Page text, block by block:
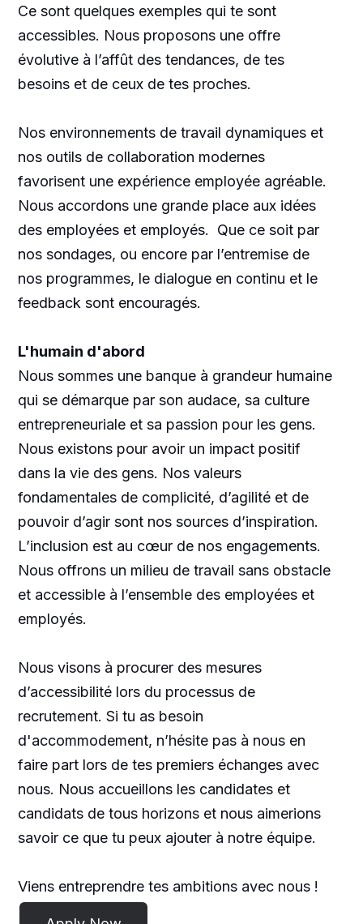
Ce sont quelques exemples qui te sont
accessibles. Nous proposons une offre
évolutive à l’affût des tendances, de tes
besoins et de ceux de tes proches.
Nos environnements de travail dynamiques et
nos outils de collaboration modernes
favorisent une expérience employée agréable.
Nous accordons une grande place aux idées
des employées et employés. Que ce soit par
nos sondages, ou encore par l’entremise de
nos programmes, le dialogue en continu et le
feedback sont encouragés.
L'humain d'abord
Nous sommes une banque à grandeur humaine
qui se démarque par son audace, sa culture
entrepreneuriale et sa passion pour les gens.
Nous existons pour avoir un impact positif
dans la vie des gens. Nos valeurs
fondamentales de complicité, d’agilité et de
pouvoir d’agir sont nos sources d’inspiration.
L’inclusion est au cœur de nos engagements.
Nous offrons un milieu de travail sans obstacle
et accessible à l’ensemble des employées et
employés.
Nous visons à procurer des mesures
d’accessibilité lors du processus de
recrutement. Si tu as besoin
d'accommodement, n’hésite pas à nous en
faire part lors de tes premiers échanges avec
nous. Nous accueillons les candidates et
candidats de tous horizons et nous aimerions
savoir ce que tu peux ajouter à notre équipe.
Viens entreprendre tes ambitions avec nous !